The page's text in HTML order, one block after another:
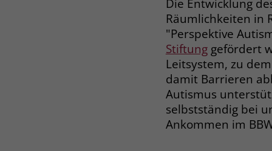
Die Entwicklung
Räumlichkeiten in
"Perspektive
Stiftunggefördert
Leitsystem, zu
damit Barrieren
Autismus
selbstständig bei
Ankommen im